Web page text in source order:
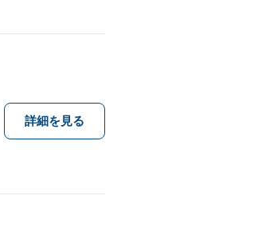
詳細を見る